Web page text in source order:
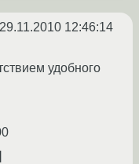
29.11.2010 12:46:14
удобного